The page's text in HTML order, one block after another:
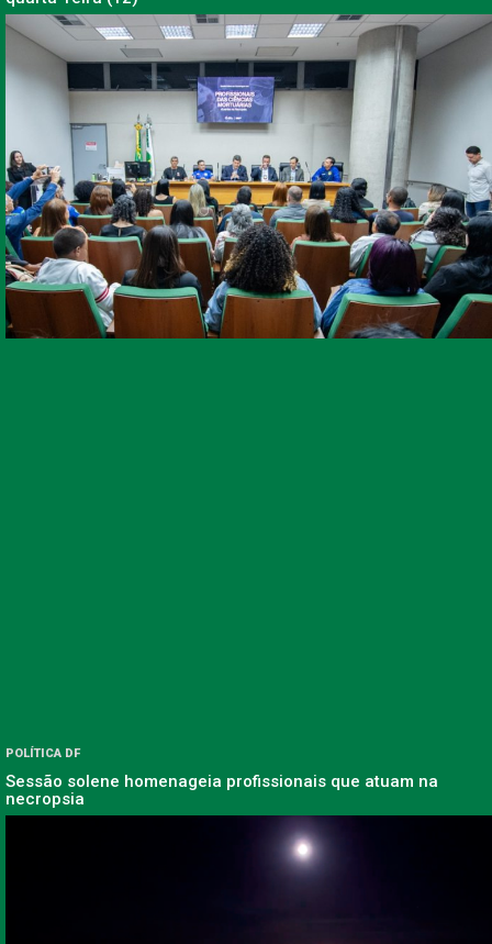
POLÍTICA DF
Sessão solene homenageia profissionais que atuam na
necropsia